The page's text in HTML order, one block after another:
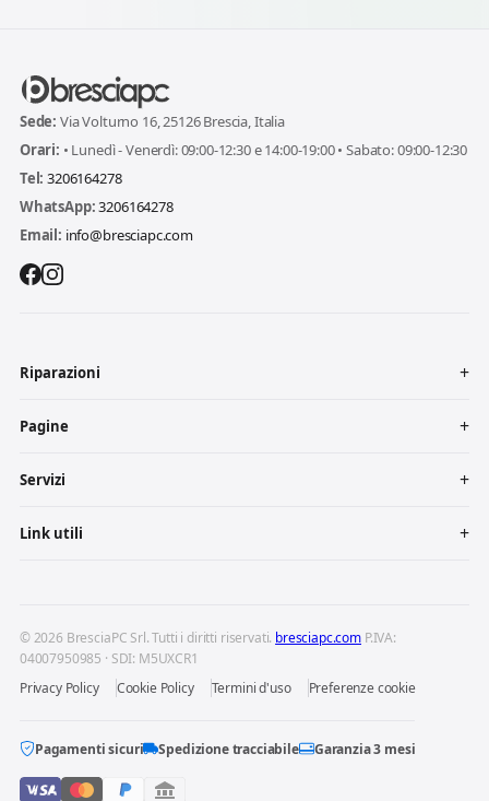
Sede: Via Volturno 16, 25126 Brescia, Italia
Orari: • Lunedì - Venerdì: 09:00-12:30 e 14:00-19:00 • Sabato: 09:00-12:30
Tel: 3206164278
WhatsApp:3206164278
Email: info@bresciapc.com
Riparazioni
Pagine
Servizi
Link utili
© 2026 BresciaPC Srl. Tutti i diritti riservati. bresciapc.com P.IVA:
04007950985 · SDI: M5UXCR1
Privacy Policy
Cookie Policy Termini d'uso Preferenze cookie
Pagamenti sicuri Spedizione tracciabile Garanzia 3 mesi